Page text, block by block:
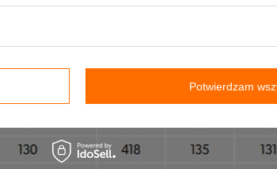
Potwierdzam